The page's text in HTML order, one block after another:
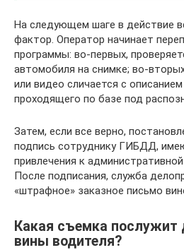
На следующем шаге в действие
фактор. Оператор начинает
программы: во-первых,
автомобиля на снимке; во-
или видео сличается с
проходящего по базе под
Затем, если все верно,
подпись сотруднику ГИБДД,
привлечения к
После подписания, служба
«штрафное» заказное письмо
Какая съемка послужит
вины водителя?